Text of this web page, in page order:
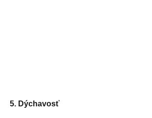
5. Dýchavosť